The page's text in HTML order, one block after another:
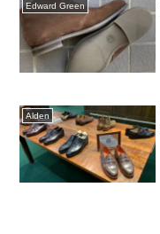
Edward Green
Alden